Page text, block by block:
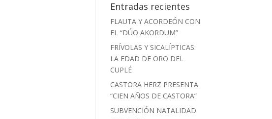
Entradas recientes
FLAUTA Y ACORDEÓN CON
EL “DÚO AKORDUM”
FRÍVOLAS Y SICALÍPTICAS:
LA EDAD DE ORO DEL
CUPLÉ
CASTORA HERZ PRESENTA
“CIEN AÑOS DE CASTORA”
SUBVENCIÓN NATALIDAD